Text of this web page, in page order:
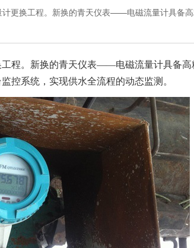
更换工程。新换的青天仪表——电磁流量计具备
程。新换的青天仪表——电磁流量计具备高
控系统，实现供水全流程的动态监测。